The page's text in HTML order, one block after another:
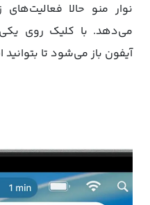
نوار منو حالا
می‌دهد. با کلیک روی یکی
آیفون باز می‌شود تا بتوانید